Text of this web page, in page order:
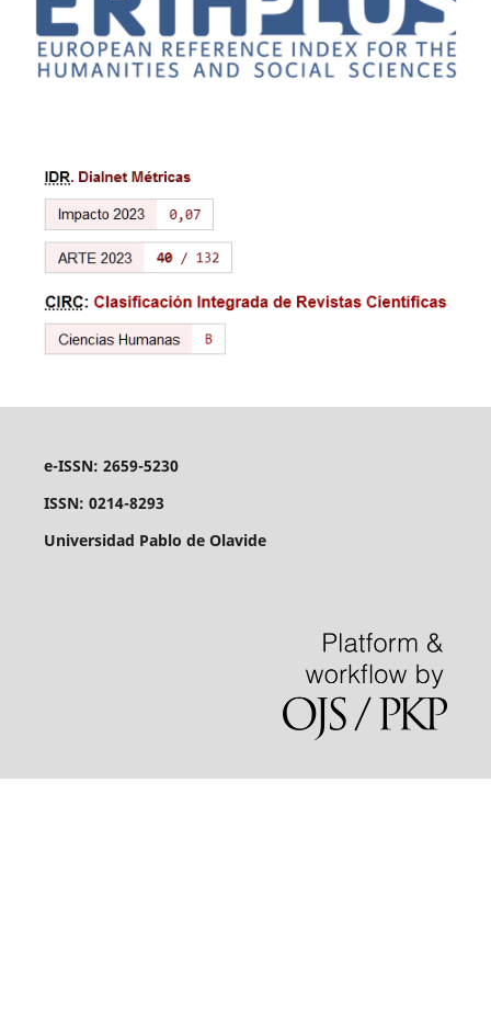
e-ISSN: 2659-5230
ISSN: 0214-8293
Universidad Pablo de Olavide